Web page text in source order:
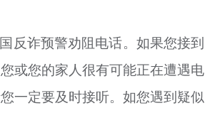
反诈预警劝阻电话。如果您接到
或您的家人很有可能正在遭遇电
一定要及时接听。如您遇到疑似